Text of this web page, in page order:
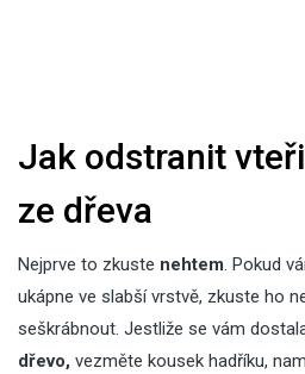
Jak odstranit
ze dřeva
Nejprve to zkuste nehtem. Pokud
ukápne ve slabší vrstvě, zkuste ho
seškrábnout. Jestliže se vám
dřevo, vezměte kousek hadříku,